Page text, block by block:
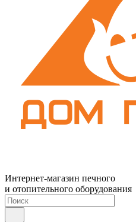
Интернет-магазин печного
и отопительного оборудования